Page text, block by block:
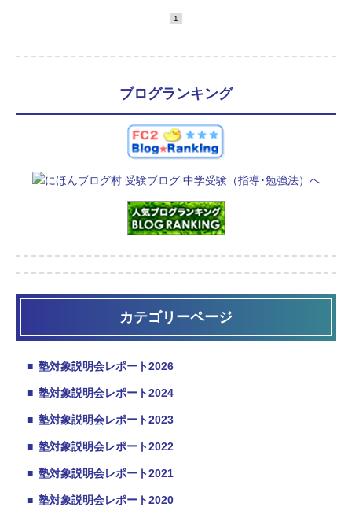
1
ブログランキング
カテゴリーページ
■ 塾対象説明会レポート2026
■ 塾対象説明会レポート2024
■ 塾対象説明会レポート2023
■ 塾対象説明会レポート2022
■ 塾対象説明会レポート2021
■ 塾対象説明会レポート2020